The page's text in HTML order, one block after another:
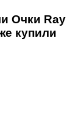
Очки Ray
купили